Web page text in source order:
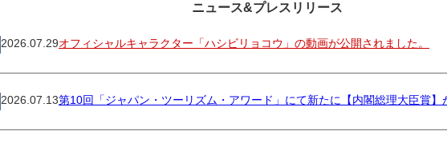
ニュース&プレスリリース
2026.07.29オフィシャルキャラクター「ハシビリョコウ」の動画が公開されました。
2026.07.13第10回「ジャパン・ツーリズム・アワード」にて新たに【内閣総理大臣賞】